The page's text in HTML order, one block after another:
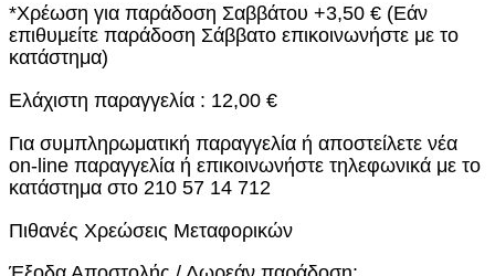
*Χρέωση για παράδοση Σαββάτου +3,50 € (Εάν
επιθυμείτε παράδοση Σάββατο επικοινωνήστε με το
κατάστημα)
Ελάχιστη παραγγελία : 12,00 €
Για συμπληρωματική παραγγελία ή αποστείλετε νέα
on-line παραγγελία ή επικοινωνήστε τηλεφωνικά με το
κατάστημα στο 210 57 14 712
Πιθανές Χρεώσεις Μεταφορικών